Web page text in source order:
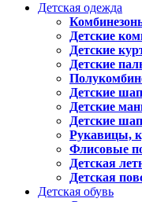
Детская одежда
Детские
Детские
Детские
Детские
Детские
Детские
Рукавицы,
Флисовые
Детская
Детская
Детская обувь